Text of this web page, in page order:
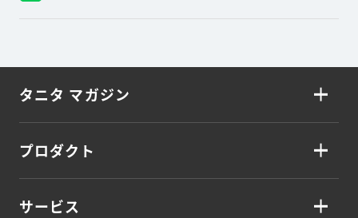
タニタ マガジン
プロダクト
サービス